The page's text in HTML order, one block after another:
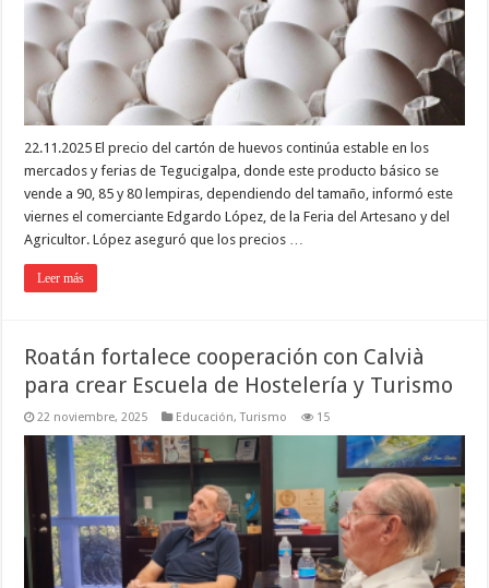
22.11.2025 El precio del cartón de huevos continúa estable en los
mercados y ferias de Tegucigalpa, donde este producto básico se
vende a 90, 85 y 80 lempiras, dependiendo del tamaño, informó este
viernes el comerciante Edgardo López, de la Feria del Artesano y del
Agricultor. López aseguró que los precios …
Leer más
Roatán fortalece cooperación con Calvià
para crear Escuela de Hostelería y Turismo
22 noviembre, 2025 Educación,Turismo 15